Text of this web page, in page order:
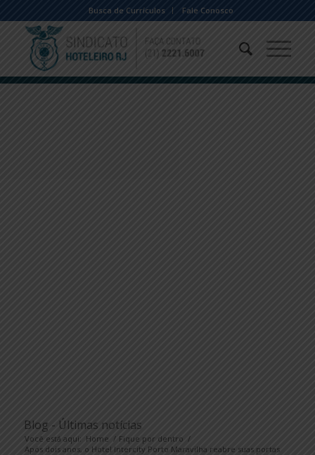
Busca de Currículos Fale Conosco
Blog - Últimas notícias
Você está aqui: Home / Fique por dentro /
Após dois anos, o Hotel Intercity Porto Maravilha reabre suas portas